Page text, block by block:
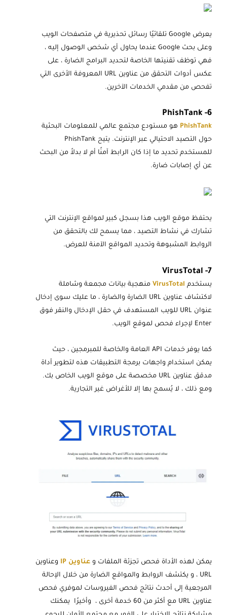
يعرض Google تلقائيًا رسائل تحذيرية في متصفحات الويب
وعلى بحث Google عندما يحاول أي شخص الوصول إليه ،
فهي توظف تقنيتها الخاصة لتحديد البرامج الضارة ، على
عكس أدوات التحقق من عناوين URL المعروفة الأخرى التي
تفحص من مقدمي الخدمات الآخرين.
6- PhishTank
PhishTank هو مستودع مجتمع عالمي للمعلومات البحثية
حول التصيد الاحتيالي عبر الإنترنت. يتيح PhishTank
للمستخدم تحديد ما إذا كان الرابط آمنًا أم لا بدلاً من البحث
عن أي إصابات ضارة.
يحتفظ موقع الويب هذا بسجل كبير لمواقع الإنترنت التي
تشارك في نشاط التصيد ، مما يسمح لك بالتحقق من
الروابط المشبوهة وتحديد المواقع الآمنة للعرض.
7- VirusTotal
يستخدم VirusTotal منهجية بيانات مجمعة وشاملة
لاكتشاف عناوين URL الضارة والضارة ، ما عليك سوى إدخال
عنوان URL للويب المستهدف في حقل الإدخال والنقر فوق
Enter لإجراء فحص لموقع الويب.
كما يوفر خدمات API العامة والخاصة للمبرمجين ، حيث
يمكن استخدام واجهات برمجة التطبيقات هذه لتطوير أداة
مدقق عناوين URL مخصصة على موقع الويب الخاص بك.
ومع ذلك ، لا يُسمح بها إلا للأغراض غير التجارية.
يمكن لهذه الأداة فحص تجزئة الملفات و عناوين IP
وعناوين
URL ، و يكتشف الروابط والمواقع الضارة من خلال الإحالة
المرجعية إلى أحدث نتائج فحص الفيروسات لموفري فحص
عناوين URL مع أكثر من 60 خدمة أخرى ، وأخيرًا يمكنك